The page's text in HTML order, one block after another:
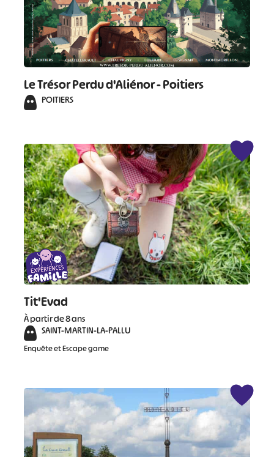
Le Trésor Perdu d'Aliénor - Poitiers
POITIERS
Tit'Evad
À partir de 8 ans
SAINT-MARTIN-LA-PALLU
Enquête et Escape game
# # #
#